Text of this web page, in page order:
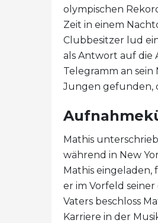
olympischen
Zeit in einem
Clubbesitzer lud
als Antwort auf die
Telegramm an
Jungen gefunden,
Mathis
während in New
Mathis eingeladen,
er im Vorfeld
Vaters beschloss
Karriere in der